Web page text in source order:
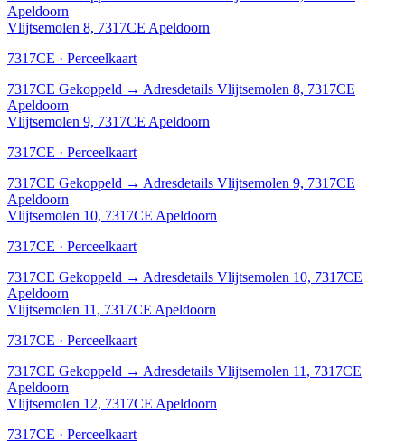
Apeldoorn
Vlijtsemolen 8, 7317CE Apeldoorn
7317CE · Perceelkaart
7317CE Gekoppeld → Adresdetails Vlijtsemolen 8, 7317CE
Apeldoorn
Vlijtsemolen 9, 7317CE Apeldoorn
7317CE · Perceelkaart
7317CE Gekoppeld → Adresdetails Vlijtsemolen 9, 7317CE
Apeldoorn
Vlijtsemolen 10, 7317CE Apeldoorn
7317CE · Perceelkaart
7317CE Gekoppeld → Adresdetails Vlijtsemolen 10, 7317CE
Apeldoorn
Vlijtsemolen 11, 7317CE Apeldoorn
7317CE · Perceelkaart
7317CE Gekoppeld → Adresdetails Vlijtsemolen 11, 7317CE
Apeldoorn
Vlijtsemolen 12, 7317CE Apeldoorn
7317CE · Perceelkaart